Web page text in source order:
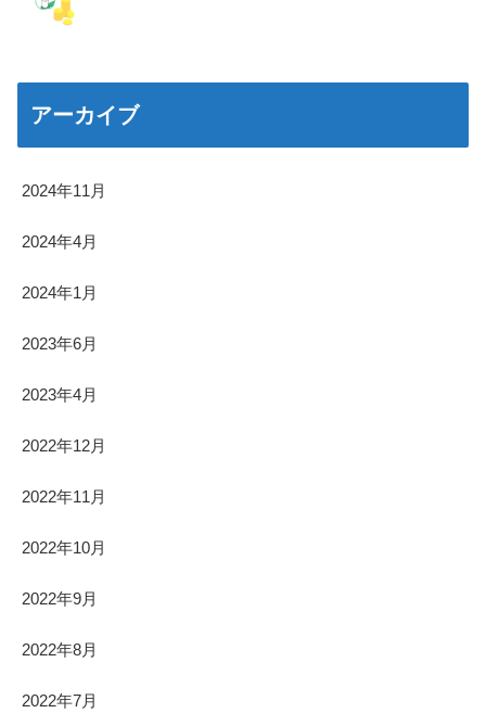
アーカイブ
2024年11月
2024年4月
2024年1月
2023年6月
2023年4月
2022年12月
2022年11月
2022年10月
2022年9月
2022年8月
2022年7月